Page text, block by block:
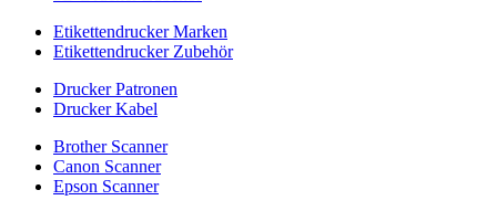
Etikettendrucker Marken
Etikettendrucker Zubehör
Drucker Patronen
Drucker Kabel
Brother Scanner
Canon Scanner
Epson Scanner